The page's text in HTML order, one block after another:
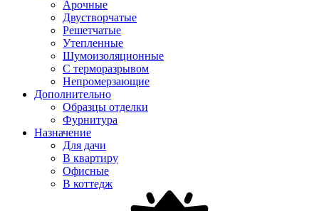
Арочные
Двустворчатые
Решетчатые
Утепленные
Шумоизоляционные
С терморазрывом
Непромерзающие
Дополнительно
Образцы отделки
Фурнитура
Назначение
Для дачи
В квартиру
Офисные
В коттедж